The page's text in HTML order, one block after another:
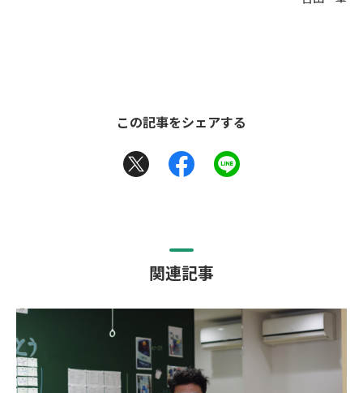
この記事をシェアする
関連記事